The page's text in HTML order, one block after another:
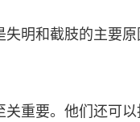
明和截肢的主要
重要。他们还可